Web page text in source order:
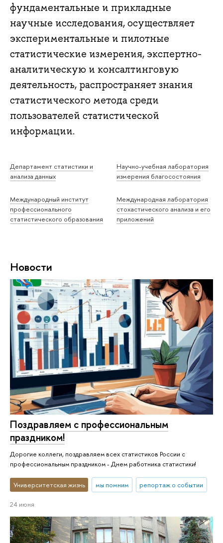
фундаментальные и прикладные
научные исследования, осуществляет
экспериментальные и пилотные
статистические измерения, экспертно-
аналитическую и консалтинговую
деятельность, распространяет знания
статистического метода среди
пользователей статистической
информации.
Департамент статистики и
анализа данных
Научно-учебная лаборатория
измерения благосостояния
Международный институт
профессионального
статистического образования
Международная лаборатория
стохастического анализа и его
приложений
Новости
Поздравляем с профессиональным
праздником!
Дорогие коллеги, поздравляем всех статистиков России с
профессиональным праздником - Днем работника статистики!
Университетская жизнь мы помним репортаж о событии
24 июня